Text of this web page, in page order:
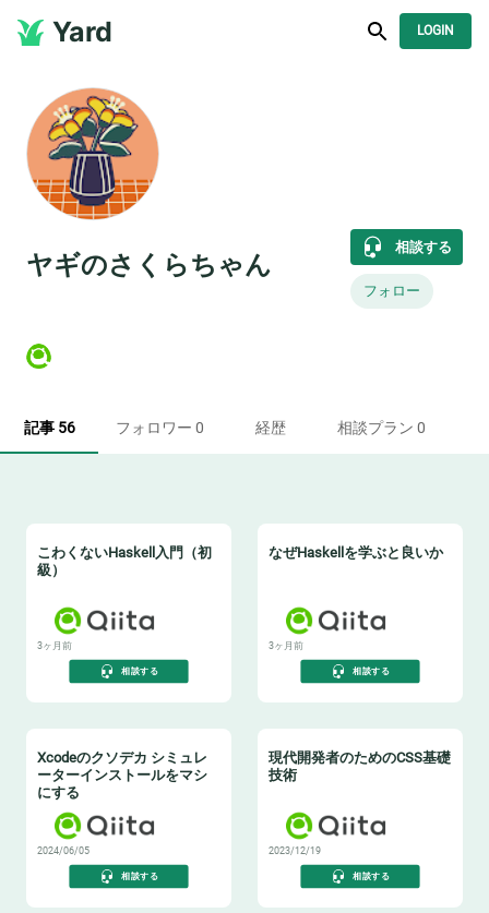
Yard LOGIN
ヤギのさくらちゃん
相談する
フォロー
記事 56 フォロワー 0 経歴 相談プラン 0
こわくないHaskell入門（初
級）
3ヶ月前
相談する
なぜHaskellを学ぶと良いか
3ヶ月前
相談する
Xcodeのクソデカ シミュレ
ーターインストールをマシ
にする
2024/06/05
相談する
現代開発者のためのCSS基礎
技術
2023/12/19
相談する